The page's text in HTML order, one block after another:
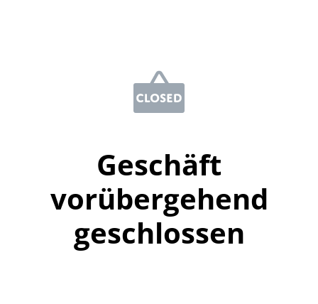
Geschäft
vorübergehend
geschlossen